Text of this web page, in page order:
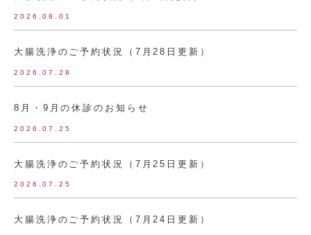
2026.08.01
大腸洗浄のご予約状況（7月28日更新）
2026.07.28
8月・9月の休診のお知らせ
2026.07.25
大腸洗浄のご予約状況（7月25日更新）
2026.07.25
大腸洗浄のご予約状況（7月24日更新）